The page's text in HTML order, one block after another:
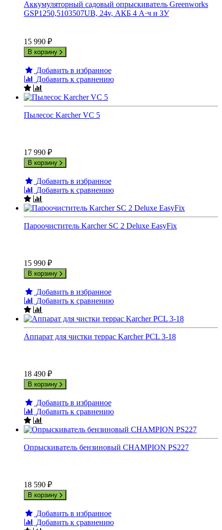
Аккумуляторный садовый опрыскиватель Greenworks
GSP1250,5103507UB, 24v, АКБ 4 А·ч и ЗУ
15 990 ₽
В корзину
Добавить в избранное
Добавить к сравнению
Пылесос Karcher VC 5
17 990 ₽
В корзину
Добавить в избранное
Добавить к сравнению
Пароочиститель Karcher SC 2 Deluxe EasyFix
15 990 ₽
В корзину
Добавить в избранное
Добавить к сравнению
Аппарат для чистки террас Karcher PCL 3-18
18 490 ₽
В корзину
Добавить в избранное
Добавить к сравнению
Опрыскиватель бензиновый CHAMPION PS227
18 590 ₽
В корзину
Добавить в избранное
Добавить к сравнению